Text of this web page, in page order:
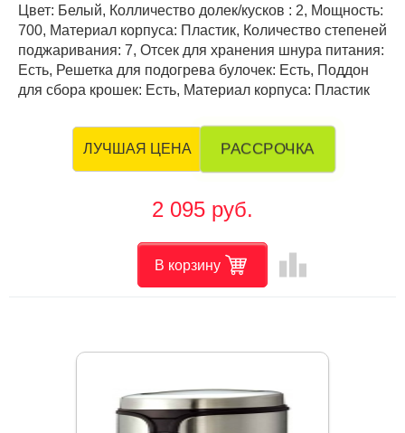
Цвет: Белый, Колличество долек/кусков : 2, Мощность:
700, Материал корпуса: Пластик, Количество степеней
поджаривания: 7, Отсек для хранения шнура питания:
Есть, Решетка для подогрева булочек: Есть, Поддон
для сбора крошек: Есть, Материал корпуса: Пластик
ЛУЧШАЯ ЦЕНА РАССРОЧКА
2 095 руб.
В корзину leaderboard